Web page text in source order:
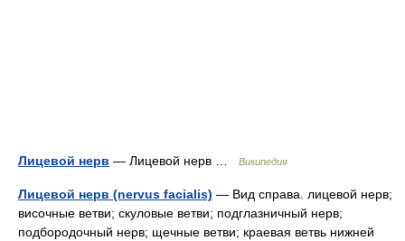
Лицевой нерв — Лицевой нерв … Википедия
Лицевой нерв (nervus facialis) — Вид справа. лицевой нерв;
височные ветви; скуловые ветви; подглазничный нерв;
подбородочный нерв; щечные ветви; краевая ветвь нижней